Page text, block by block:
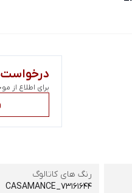
برای اطلاع
رنگ های کاتالوگ
CASAMANCE_73161644